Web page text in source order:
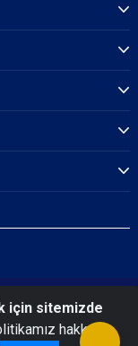
için sitemizde
hakkında